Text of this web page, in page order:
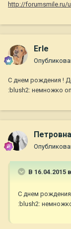
http://forumsmile.ru/
Erle
С днем рождения !
:blush2: немножко
В 16.04.2015
С днем рождения
:blush2: